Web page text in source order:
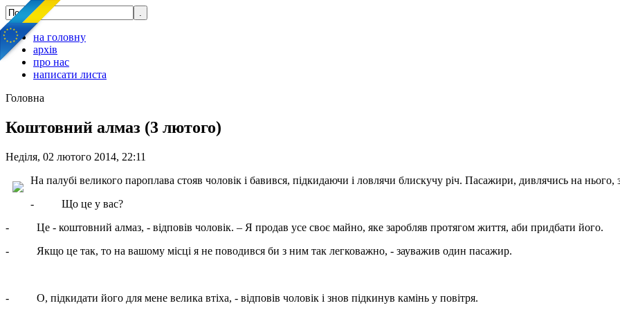
на головну
архів
про нас
написати листа
Головна
Коштовний алмаз (3 лютого)
Неділя, 02 лютого 2014, 22:11
На палубі великого пароплава стояв чоловік і бавився, підкидаючи і ловлячи блискучу річ. Пасажири, дивлячись на нього,
- Що це у вас?
- Це - коштовний алмаз, - відповів чоловік. – Я продав усе своє майно, яке заробляв протягом життя, аби придбати його.
- Якщо це так, то на вашому місці я не поводився би з ним так легковажно, - зауважив один пасажир.
- О, підкидати його для мене велика втіха, - відповів чоловік і знов підкинув камінь у повітря.